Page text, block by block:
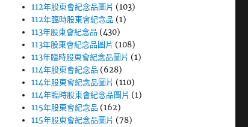
112年股東會紀念品圖片 (103)
112年臨時股東會紀念品 (1)
113年股東會紀念品 (430)
113年股東會紀念品圖片 (108)
113年臨時股東會紀念品圖片 (1)
114年股東會紀念品 (628)
114年股東會紀念品圖片 (110)
114年臨時股東會紀念品圖片 (1)
115年股東會紀念品 (162)
115年股東會紀念品圖片 (78)